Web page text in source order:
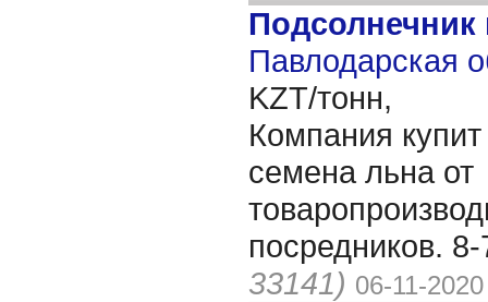
Павлодарская
KZT/тонн,
Компания
семена льна от
посредников.
33141) 06-11-2020